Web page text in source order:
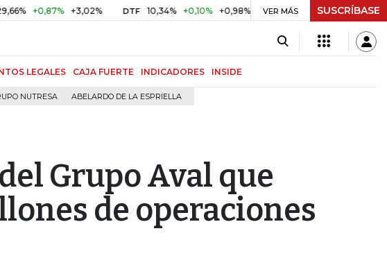
+0,87% +3,02% DTF 10,34% +0,10% +0,98% UVR $ 416,91 +$ 0,05 +0,01%
VER MÁS SUSCRÍBASE
LEGALES CAJA FUERTE INDICADORES INSIDE
NUTRESA ABELARDO DE LA ESPRIELLA
Grupo Aval que
de operaciones